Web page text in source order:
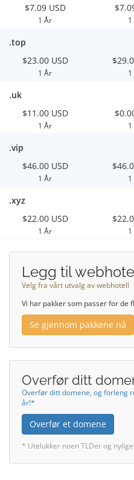
$7.09 USD
1 År
.top
$23.00 USD
1 År
.uk
$11.00 USD
1 År
.vip
$46.00 USD
1 År
.xyz
$22.00 USD
1 År
Legg til
Velg fra vårt utvalg av webhotell
Vi har pakker som passer for de
Se gjennom pakkene nå
Overfør ditt
Overfør ditt domene, og forleng
år!*
Overfør et domene
* Utelukker noen TLDer og